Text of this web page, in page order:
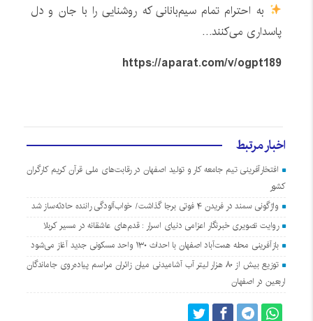
به احترام تمام سیم‌بانانی که روشنایی را با جان و دل
پاسداری می‌کنند…
https://aparat.com/v/ogpt189
اخبار مرتبط
افتخارآفرینی تیم جامعه کار و تولید اصفهان در رقابت‌های ملی قرآن کریم کارگران
کشور
واژگونی سمند در فریدن ۴ فوتی برجا گذاشت/ خواب‌آلودگی راننده حادثه‌ساز شد
روایت تصویری خبرنگار اعزامی دنیای اسرار : قدم‌های عاشقانه در مسیر کربلا
بازآفرینی محله همت‌آباد اصفهان با احداث ۱۳۰ واحد مسکونی جدید آغاز می‌شود
توزیع بیش از ۸۰ هزار لیتر آب آشامیدنی میان زائران مراسم پیاده‌روی جاماندگان
اربعین در اصفهان